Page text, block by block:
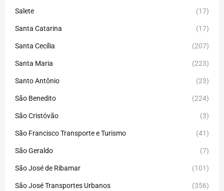
Salete (17)
Santa Catarina (17)
Santa Cecília (207)
Santa Maria (223)
Santo Antônio (23)
São Benedito (224)
São Cristóvão (3)
São Francisco Transporte e Turismo (41)
São Geraldo (7)
São José de Ribamar (101)
São José Transportes Urbanos (356)